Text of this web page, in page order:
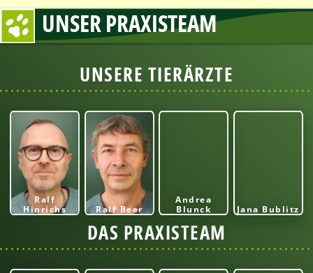
UNSER PRAXISTEAM
UNSERE TIERÄRZTE
Ralf
Hinrichs
Ralf Beer
Andrea
Blunck
Jana Bublitz
DAS PRAXISTEAM